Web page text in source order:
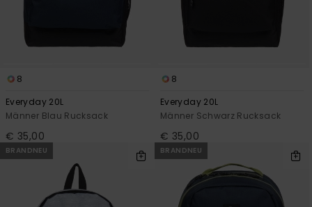
8
Everyday 20L
Männer Blau Rucksack
€ 35,00
8
Everyday 20L
Männer Schwarz Rucksack
€ 35,00
BRANDNEU BRANDNEU